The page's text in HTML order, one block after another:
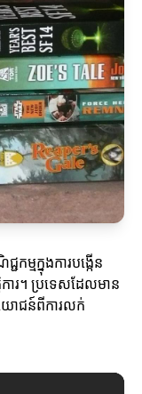
ម្មក្នុងការបង្កើន
ការ។ ប្រទេសដែលមាន
ោជន៍ពីការលក់